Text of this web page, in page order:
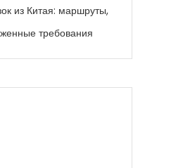
из Китая: маршруты,
требования